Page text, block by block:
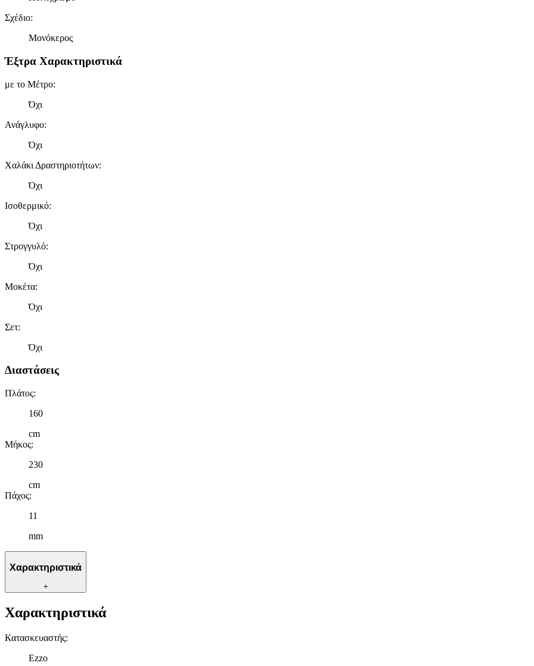
Σχέδιο:
Μονόκερος
Έξτρα Χαρακτηριστικά
με το Μέτρο:
Όχι
Ανάγλυφο:
Όχι
Χαλάκι Δραστηριοτήτων:
Όχι
Ισοθερμικό:
Όχι
Στρογγυλό:
Όχι
Μοκέτα:
Όχι
Σετ:
Όχι
Διαστάσεις
Πλάτος:
160
cm
Μήκος:
230
cm
Πάχος:
11
mm
Χαρακτηριστικά
+
Χαρακτηριστικά
Κατασκευαστής:
Ezzo